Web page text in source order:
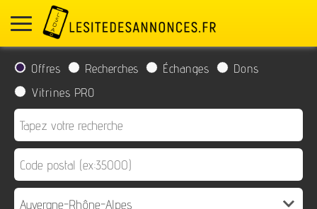
Offres Recherches Échanges
Dons
Vitrines PRO